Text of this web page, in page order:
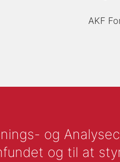
AKF
og
og til at